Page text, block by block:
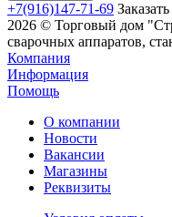
+7(916)147-71-69
2026 © Торговый дом
сварочных аппаратов,
Компания
Информация
Помощь
О компании
Новости
Вакансии
Магазины
Реквизиты